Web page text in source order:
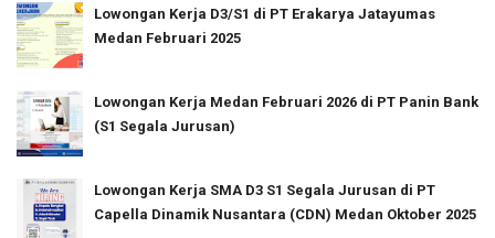
Lowongan Kerja D3/S1 di PT Erakarya Jatayumas
Medan Februari 2025
Lowongan Kerja Medan Februari 2026 di PT Panin Bank
(S1 Segala Jurusan)
Lowongan Kerja SMA D3 S1 Segala Jurusan di PT
Capella Dinamik Nusantara (CDN) Medan Oktober 2025